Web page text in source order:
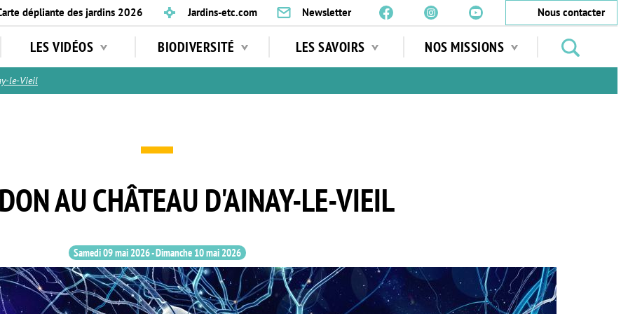
dépliante des jardins 2026 Jardins-etc.com Newsletter
Nous contacter
LES VIDÉOS BIODIVERSITÉ LES SAVOIRS NOS MISSIONS
jardins
le-Vieil
AU CHÂTEAU D'AINAY-LE-VIEIL
Samedi 09 mai 2026-Dimanche 10 mai 2026